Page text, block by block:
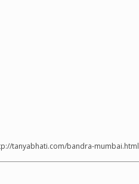
tanyabhati.com/bandra-mumbai.html